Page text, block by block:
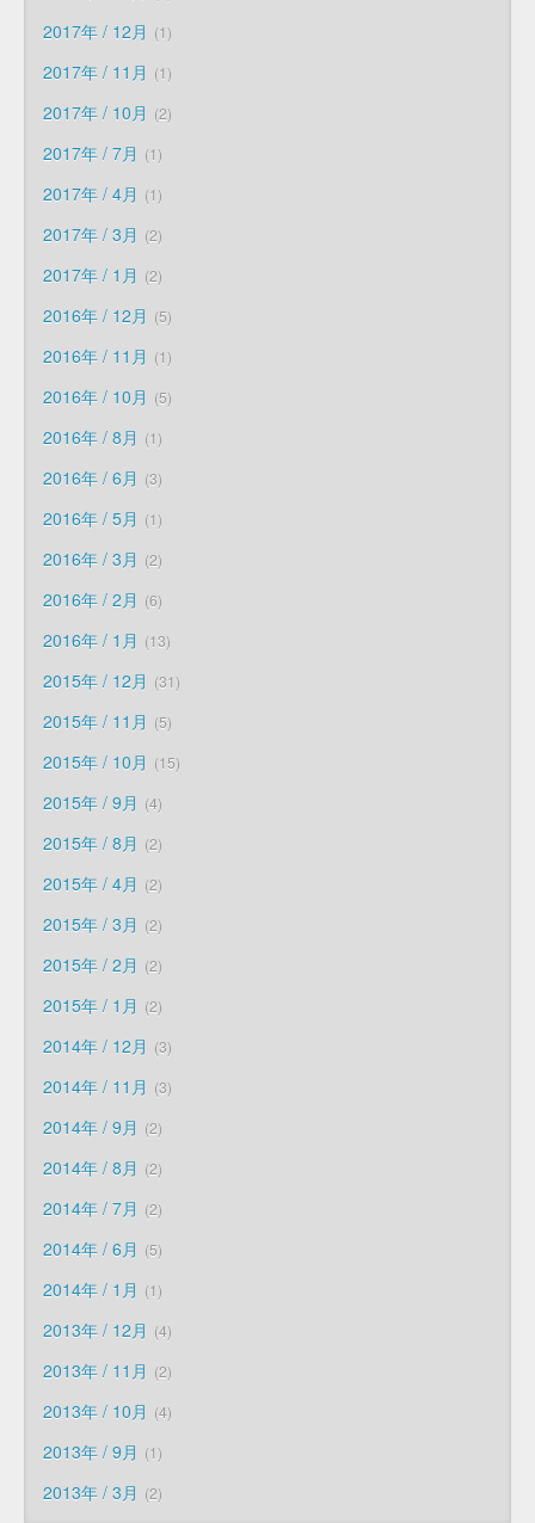
2017年 / 12月 1
2017年 / 11月 1
2017年 / 10月 2
2017年 / 7月 1
2017年 / 4月 1
2017年 / 3月 2
2017年 / 1月 2
2016年 / 12月 5
2016年 / 11月 1
2016年 / 10月 5
2016年 / 8月 1
2016年 / 6月 3
2016年 / 5月 1
2016年 / 3月 2
2016年 / 2月 6
2016年 / 1月 13
2015年 / 12月 31
2015年 / 11月 5
2015年 / 10月 15
2015年 / 9月 4
2015年 / 8月 2
2015年 / 4月 2
2015年 / 3月 2
2015年 / 2月 2
2015年 / 1月 2
2014年 / 12月 3
2014年 / 11月 3
2014年 / 9月 2
2014年 / 8月 2
2014年 / 7月 2
2014年 / 6月 5
2014年 / 1月 1
2013年 / 12月 4
2013年 / 11月 2
2013年 / 10月 4
2013年 / 9月 1
2013年 / 3月 2